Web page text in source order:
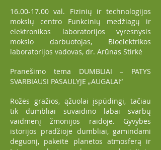
16.00-17.00 val. Fizinių ir technologijos
mokslų centro Funkcinių medžiagų ir
elektronikos laboratorijos vyresnysis
mokslo darbuotojas, Bioelektrikos
laboratorijos vadovas, dr. Arūnas Stirkė
Pranešimo tema DUMBLIAI – PATYS
SVARBIAUSI PASAULYJE „AUGALAI“
Rožės gražios, ąžuolai įspūdingi, tačiau
tik dumbliai suvaidino labai svarbų
vaidmenį žmonijos raidoje. Gyvybės
istorijos pradžioje dumbliai, gamindami
deguonį, pakeitė planetos atmosferą ir